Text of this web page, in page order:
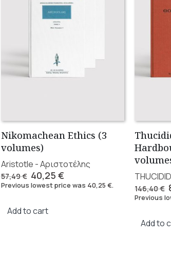
Nikomachean Ethics (3
volumes)
Aristotle - Αριστοτέλης
57,49€ Original
price
40,25 €Current
price
Previous lowest price was 40,25 €.
Add to cart
146,40€
Previous
Add to